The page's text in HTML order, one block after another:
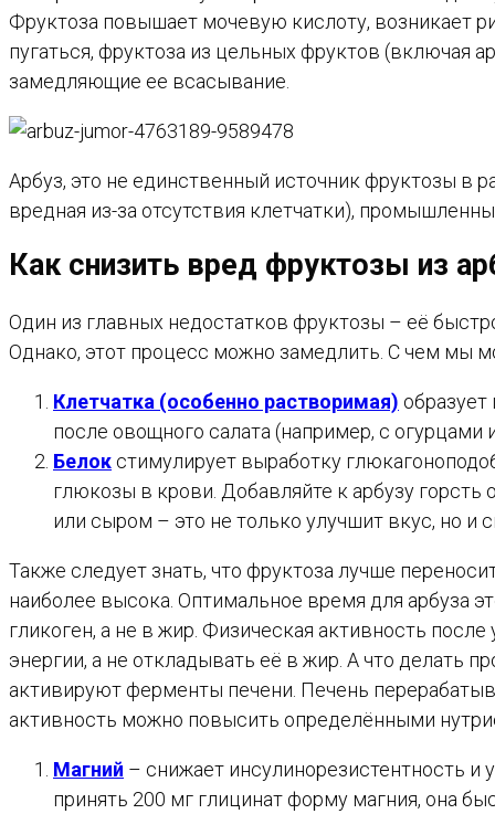
Фруктоза повышает мочевую кислоту, возникает
пугаться, фруктоза из цельных фруктов (включая
замедляющие ее всасывание.
Арбуз, это не единственный источник фруктозы в
вредная из-за отсутствия клетчатки),
Как снизить вред фруктозы из
Один из главных недостатков фруктозы – её
Однако, этот процесс можно замедлить. С чем мы
Клетчатка (особенно растворимая)
после овощного салата (например, с огурцами
Белок стимулирует выработку
глюкозы в крови. Добавляйте к арбузу горсть
или сыром – это не только улучшит вкус, но и
Также следует знать, что фруктоза лучше
наиболее высока. Оптимальное время для арбуза
гликоген, а не в жир. Физическая активность
энергии, а не откладывать её в жир. А что делать
активируют ферменты печени. Печень
активность можно повысить определёнными
Магний – снижает инсулинорезистентность
принять 200 мг глицинат форму магния, она